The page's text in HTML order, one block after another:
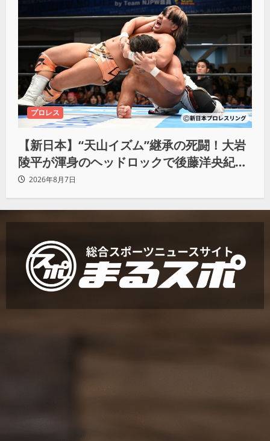
プロレス
【新日本】“天山イズム”継承の死闘！大岩
陵平が渾身のヘッドロックで後藤洋央紀か
らタップ奪取 執念の「リベンジ＆4勝目」
2026年8月7日